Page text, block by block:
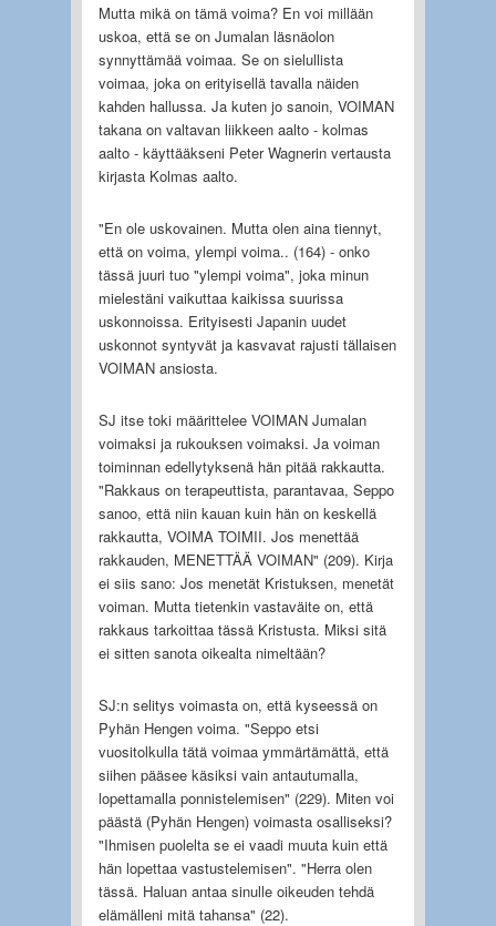
Mutta mikä on tämä voima? En voi millään
uskoa, että se on Jumalan läsnäolon
synnyttämää voimaa. Se on sielullista
voimaa, joka on erityisellä tavalla näiden
kahden hallussa. Ja kuten jo sanoin, VOIMAN
takana on valtavan liikkeen aalto - kolmas
aalto - käyttääkseni Peter Wagnerin vertausta
kirjasta Kolmas aalto.
"En ole uskovainen. Mutta olen aina tiennyt,
että on voima, ylempi voima.. (164) - onko
tässä juuri tuo "ylempi voima", joka minun
mielestäni vaikuttaa kaikissa suurissa
uskonnoissa. Erityisesti Japanin uudet
uskonnot syntyvät ja kasvavat rajusti tällaisen
VOIMAN ansiosta.
SJ itse toki määrittelee VOIMAN Jumalan
voimaksi ja rukouksen voimaksi. Ja voiman
toiminnan edellytyksenä hän pitää rakkautta.
"Rakkaus on terapeuttista, parantavaa, Seppo
sanoo, että niin kauan kuin hän on keskellä
rakkautta, VOIMA TOIMII. Jos menettää
rakkauden, MENETTÄÄ VOIMAN" (209). Kirja
ei siis sano: Jos menetät Kristuksen, menetät
voiman. Mutta tietenkin vastaväite on, että
rakkaus tarkoittaa tässä Kristusta. Miksi sitä
ei sitten sanota oikealta nimeltään?
SJ:n selitys voimasta on, että kyseessä on
Pyhän Hengen voima. "Seppo etsi
vuositolkulla tätä voimaa ymmärtämättä, että
siihen pääsee käsiksi vain antautumalla,
lopettamalla ponnistelemisen" (229). Miten voi
päästä (Pyhän Hengen) voimasta osalliseksi?
"Ihmisen puolelta se ei vaadi muuta kuin että
hän lopettaa vastustelemisen". "Herra olen
tässä. Haluan antaa sinulle oikeuden tehdä
elämälleni mitä tahansa" (22).